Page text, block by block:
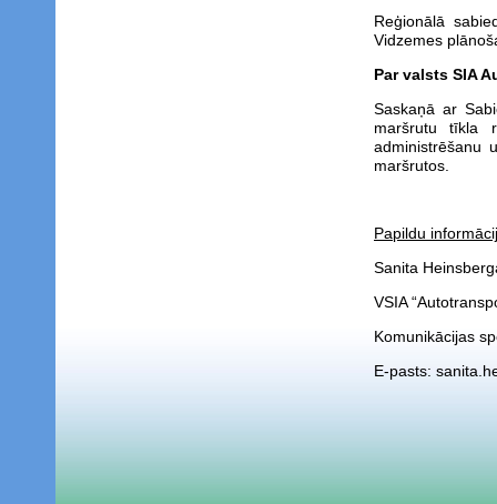
Reģionālā
Vidzemes
Par valsts SIA
Saskaņā ar
maršrutu tīkla
administrēšanu
maršrutos.
Papildu
Sanita
VSIA
Komunikācijas
E-pasts: